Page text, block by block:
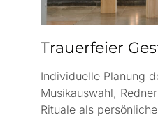
Trauerfeier
Individuelle Planung
Musikauswahl,
Rituale als